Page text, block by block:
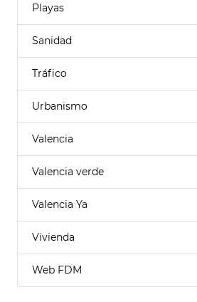
Playas
Sanidad
Tráfico
Urbanismo
Valencia
Valencia verde
Valencia Ya
Vivienda
Web FDM